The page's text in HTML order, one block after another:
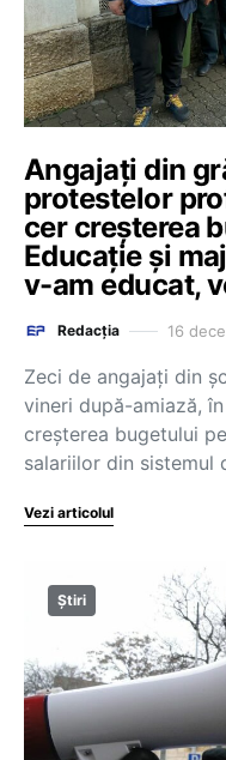
Angajați din
protestelor
cer creșterea
Educație și
v-am educat,
Redacția 16
Zeci de angajaţi din
vineri după-amiază,
creşterea bugetului
salariilor din sistemul
Vezi articolul
Știri